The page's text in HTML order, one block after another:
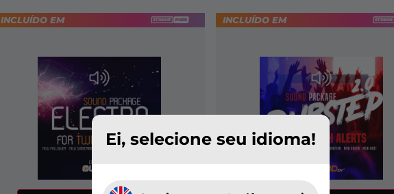
Ei, selecione seu idioma!
INCLUÍDO EM INCLUÍDO EM